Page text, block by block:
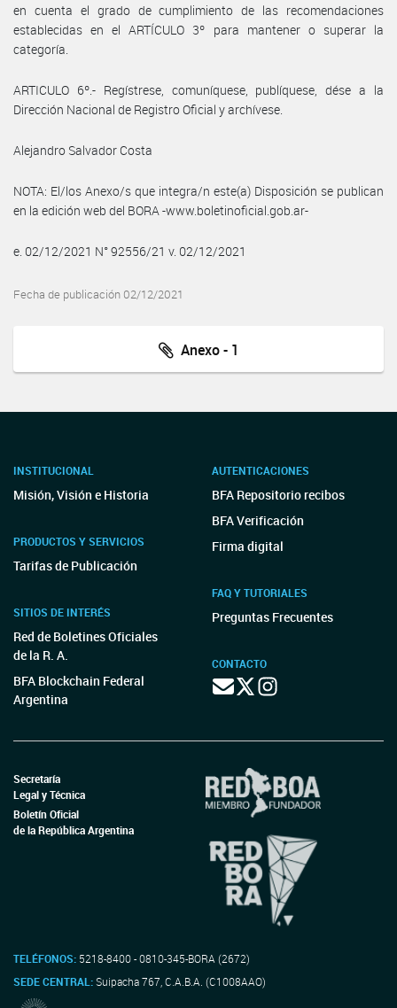
en cuenta el grado de cumplimiento de las recomendaciones
establecidas en el ARTÍCULO 3º para mantener o superar la
categoría.
ARTICULO 6º.- Regístrese, comuníquese, publíquese, dése a la
Dirección Nacional de Registro Oficial y archívese.
Alejandro Salvador Costa
NOTA: El/los Anexo/s que integra/n este(a) Disposición se publican
en la edición web del BORA -www.boletinoficial.gob.ar-
e. 02/12/2021 N° 92556/21 v. 02/12/2021
Fecha de publicación 02/12/2021
Anexo - 1
INSTITUCIONAL
Misión, Visión e Historia
PRODUCTOS Y SERVICIOS
Tarifas de Publicación
SITIOS DE INTERÉS
Red de Boletines Oficiales
de la R. A.
BFA Blockchain Federal
Argentina
AUTENTICACIONES
BFA Repositorio recibos
BFA Verificación
Firma digital
FAQ Y TUTORIALES
Preguntas Frecuentes
CONTACTO
Secretaría
Legal y Técnica
Boletín Oficial
de la República Argentina
TELÉFONOS: 5218-8400 - 0810-345-BORA (2672)
SEDE CENTRAL:Suipacha 767, C.A.B.A. (C1008AAO)